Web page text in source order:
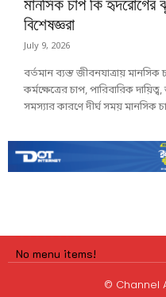
মানসিক চাপ কি হৃদরোগের
বিশেষজ্ঞরা
July 9, 2026
বর্তমান ব্যস্ত জীবনযাত্রায়
কর্মক্ষেত্রের চাপ, পারিবারিক
সমস্যার কারণে দীর্ঘ সময় মানসিক
No menu items!
© Channel